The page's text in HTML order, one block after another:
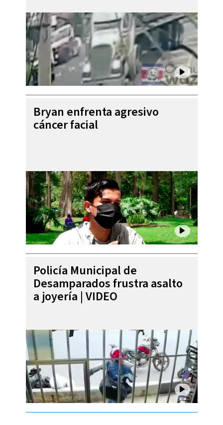
Bryan enfrenta agresivo
cáncer facial
Policía Municipal de
Desamparados frustra asalto
a joyería | VIDEO